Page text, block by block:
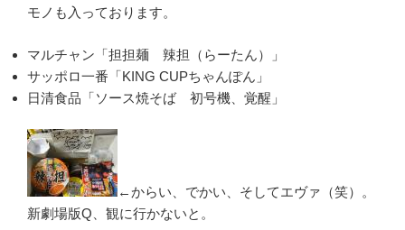
モノも入っております。
マルチャン「担担麺 辣担（らーたん）」
サッポロ一番「KING CUPちゃんぽん」
日清食品「ソース焼そば 初号機、覚醒」
←からい、でかい、そしてエヴァ（笑）。
新劇場版Q、観に行かないと。